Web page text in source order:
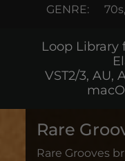
GENRE:
Loop Library
VST2/3, AU,
Rare
Rare Grooves